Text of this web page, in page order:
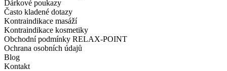
Dárkové poukazy
Často kladené dotazy
Kontraindikace masáží
Kontraindikace kosmetiky
Obchodní podmínky RELAX-POINT
Ochrana osobních údajů
Blog
Kontakt